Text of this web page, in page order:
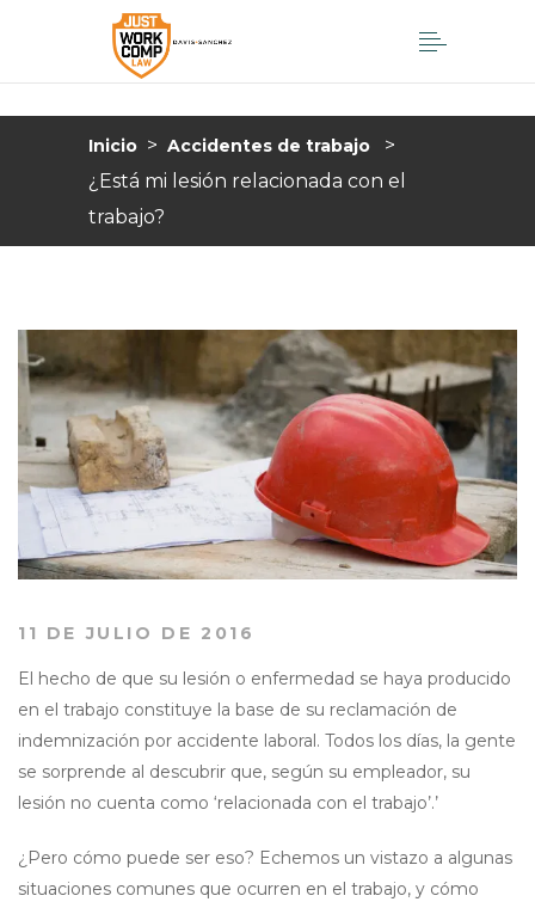
Inicio > Accidentes de trabajo
>
¿Está mi lesión relacionada con el
trabajo?
11 DE JULIO DE 2016
El hecho de que su lesión o enfermedad se haya producido
en el trabajo constituye la base de su reclamación de
indemnización por accidente laboral. Todos los días, la gente
se sorprende al descubrir que, según su empleador, su
lesión no cuenta como ‘relacionada con el trabajo’.’
¿Pero cómo puede ser eso? Echemos un vistazo a algunas
situaciones comunes que ocurren en el trabajo, y cómo